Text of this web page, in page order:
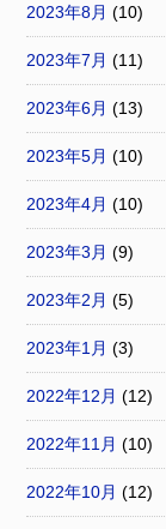
2023年8月 (10)
2023年7月 (11)
2023年6月 (13)
2023年5月 (10)
2023年4月 (10)
2023年3月 (9)
2023年2月 (5)
2023年1月 (3)
2022年12月 (12)
2022年11月 (10)
2022年10月 (12)